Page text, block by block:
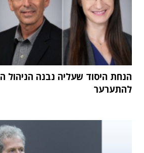
הנחת היסוד שעליה נבנה הניהול
להתערער